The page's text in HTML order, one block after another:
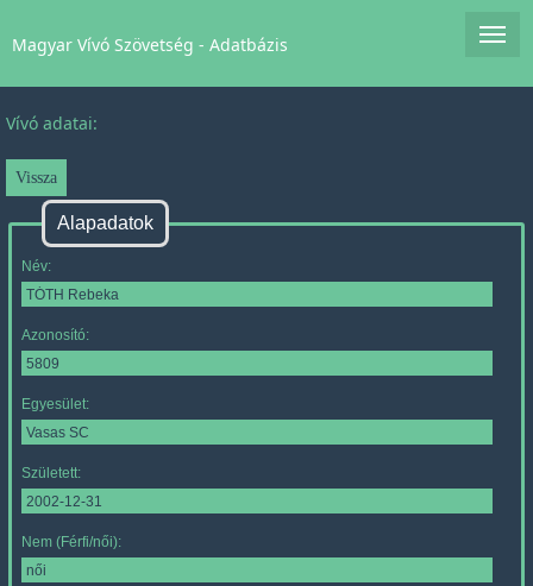
Magyar Vívó Szövetség - Adatbázis
Vívó adatai:
Alapadatok
Név:
Azonosító:
Egyesület:
Született:
Nem (Férfi/női):